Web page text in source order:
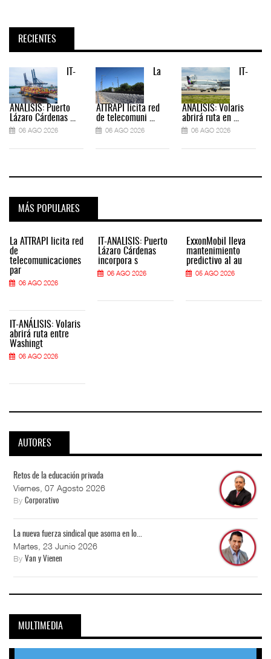
RECIENTES
IT-
ANÁLISIS: Puerto
Lázaro Cárdenas ...
06 AGO 2026
La
ATTRAPI licita red
de telecomuni ...
06 AGO 2026
IT-
ANÁLISIS: Volaris
abrirá ruta en ...
06 AGO 2026
MÁS POPULARES
La ATTRAPI licita red
de
telecomunicaciones
par
06 AGO 2026
IT-ANÁLISIS: Volaris
abrirá ruta entre
Washingt
06 AGO 2026
IT-ANÁLISIS: Puerto
Lázaro Cárdenas
incorpora s
06 AGO 2026
ExxonMobil lleva
mantenimiento
predictivo al au
05 AGO 2026
AUTORES
Retos de la educación privada
Viernes, 07 Agosto 2026
By Corporativo
La nueva fuerza sindical que asoma en lo...
Martes, 23 Junio 2026
By Van y Vienen
MULTIMEDIA